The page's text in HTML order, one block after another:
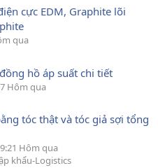
cực EDM, Graphite lõi
qua
hồ áp suất chi tiết
Hôm qua
tóc thật và tóc giả sợi tổng
Hôm qua
khẩu-Logistics